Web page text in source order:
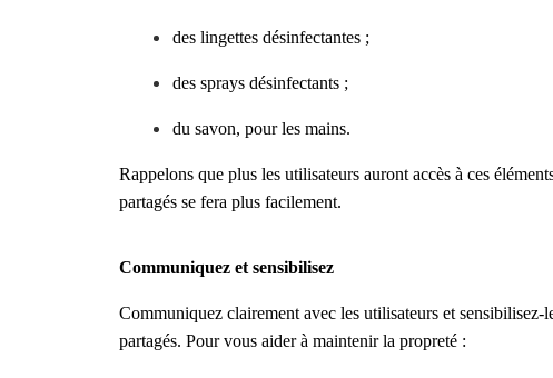
des lingettes désinfectantes ;
des sprays désinfectants ;
du savon, pour les mains.
Rappelons que plus les utilisateurs auront accès à ces
partagés se fera plus facilement.
Communiquez et sensibilisez
Communiquez clairement avec les utilisateurs et sensibilisez-
partagés. Pour vous aider à maintenir la propreté :